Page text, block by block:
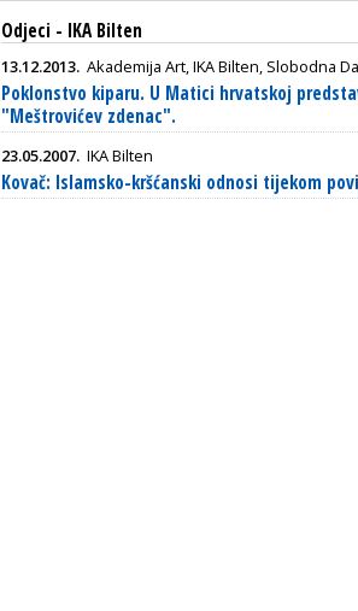
Odjeci - IKA Bilten
13.12.2013. Akademija Art, IKA Bilten, Slobodna
Poklonstvo kiparu. U Matici hrvatskoj
"Meštrovićev zdenac".
23.05.2007. IKA Bilten
Kovač: Islamsko-kršćanski odnosi tijekom